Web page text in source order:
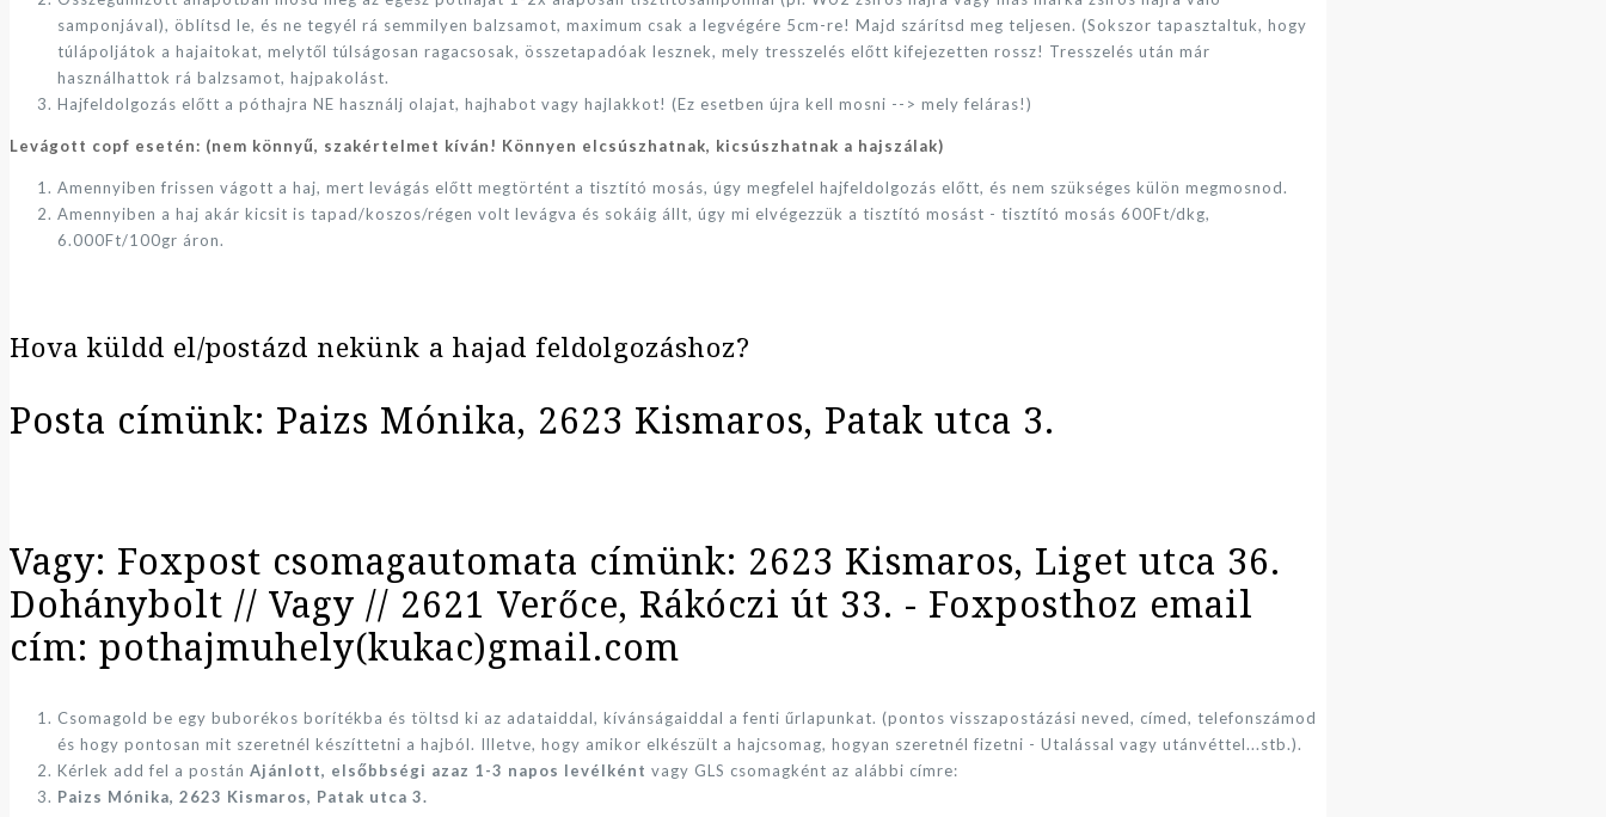
samponjával), öblítsd le, és ne tegyél rá semmilyen balzsamot, maximum csak a legvégére 5cm-re! Majd szárítsd meg teljesen. (Sokszor tapasztaltuk, hogy
túlápoljátok a hajaitokat, melytől túlságosan ragacsosak, összetapadóak lesznek, mely tresszelés előtt kifejezetten rossz! Tresszelés után már
használhattok rá balzsamot, hajpakolást.
Hajfeldolgozás előtt a póthajra NE használj olajat, hajhabot vagy hajlakkot! (Ez esetben újra kell mosni --> mely feláras!)
Levágott copf esetén: (nem könnyű, szakértelmet kíván! Könnyen elcsúszhatnak, kicsúszhatnak a hajszálak)
Amennyiben frissen vágott a haj, mert levágás előtt megtörtént a tisztító mosás, úgy megfelel hajfeldolgozás előtt, és nem szükséges külön megmosnod.
Amennyiben a haj akár kicsit is tapad/koszos/régen volt levágva és sokáig állt, úgy mi elvégezzük a tisztító mosást - tisztító mosás 600Ft/dkg,
6.000Ft/100gr áron.
Hova küldd el/postázd nekünk a hajad feldolgozáshoz?
Posta címünk: Paizs Mónika, 2623 Kismaros, Patak utca 3.
Vagy: Foxpost csomagautomata címünk: 2623 Kismaros, Liget utca 36.
Dohánybolt // Vagy // 2621 Verőce, Rákóczi út 33. - Foxposthoz email
cím: pothajmuhely(kukac)gmail.com
Csomagold be egy buborékos borítékba és töltsd ki az adataiddal, kívánságaiddal a fenti űrlapunkat. (pontos visszapostázási neved, címed, telefonszámod
és hogy pontosan mit szeretnél készíttetni a hajból. Illetve, hogy amikor elkészült a hajcsomag, hogyan szeretnél fizetni - Utalással vagy utánvéttel...stb.).
Kérlek add fel a postán Ajánlott, elsőbbségi azaz 1-3 napos levélként vagy GLS csomagként az alábbi címre:
Paizs Mónika, 2623 Kismaros, Patak utca 3.